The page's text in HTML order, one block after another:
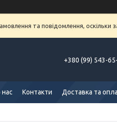
та повідомлення,
+380 (99) 543-
Контакти Доставка та